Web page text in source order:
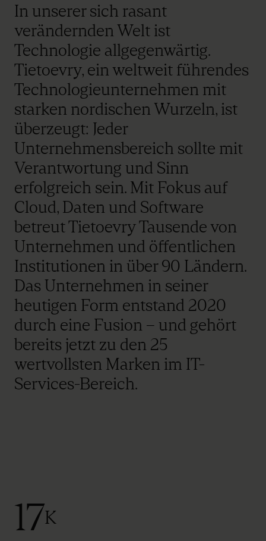
In unserer sich rasant
verändernden Welt ist
Technologie allgegenwärtig.
Tietoevry, ein weltweit führendes
Technologieunternehmen mit
starken nordischen Wurzeln, ist
überzeugt: Jeder
Unternehmensbereich sollte mit
Verantwortung und Sinn
erfolgreich sein. Mit Fokus auf
Cloud, Daten und Software
betreut Tietoevry Tausende von
Unternehmen und öffentlichen
Institutionen in über 90 Ländern.
Das Unternehmen in seiner
heutigen Form entstand 2020
durch eine Fusion – und gehört
bereits jetzt zu den 25
wertvollsten Marken im IT-
Services-Bereich.
17K